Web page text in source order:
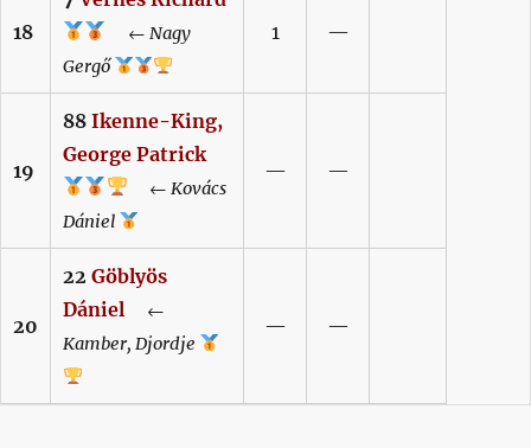
18 ←Nagy
Gergő
1 —
19
88 Ikenne-King,
George Patrick
←Kovács
Dániel
— —
20
22 Göblyös
Dániel
←
Kamber, Djordje
— —